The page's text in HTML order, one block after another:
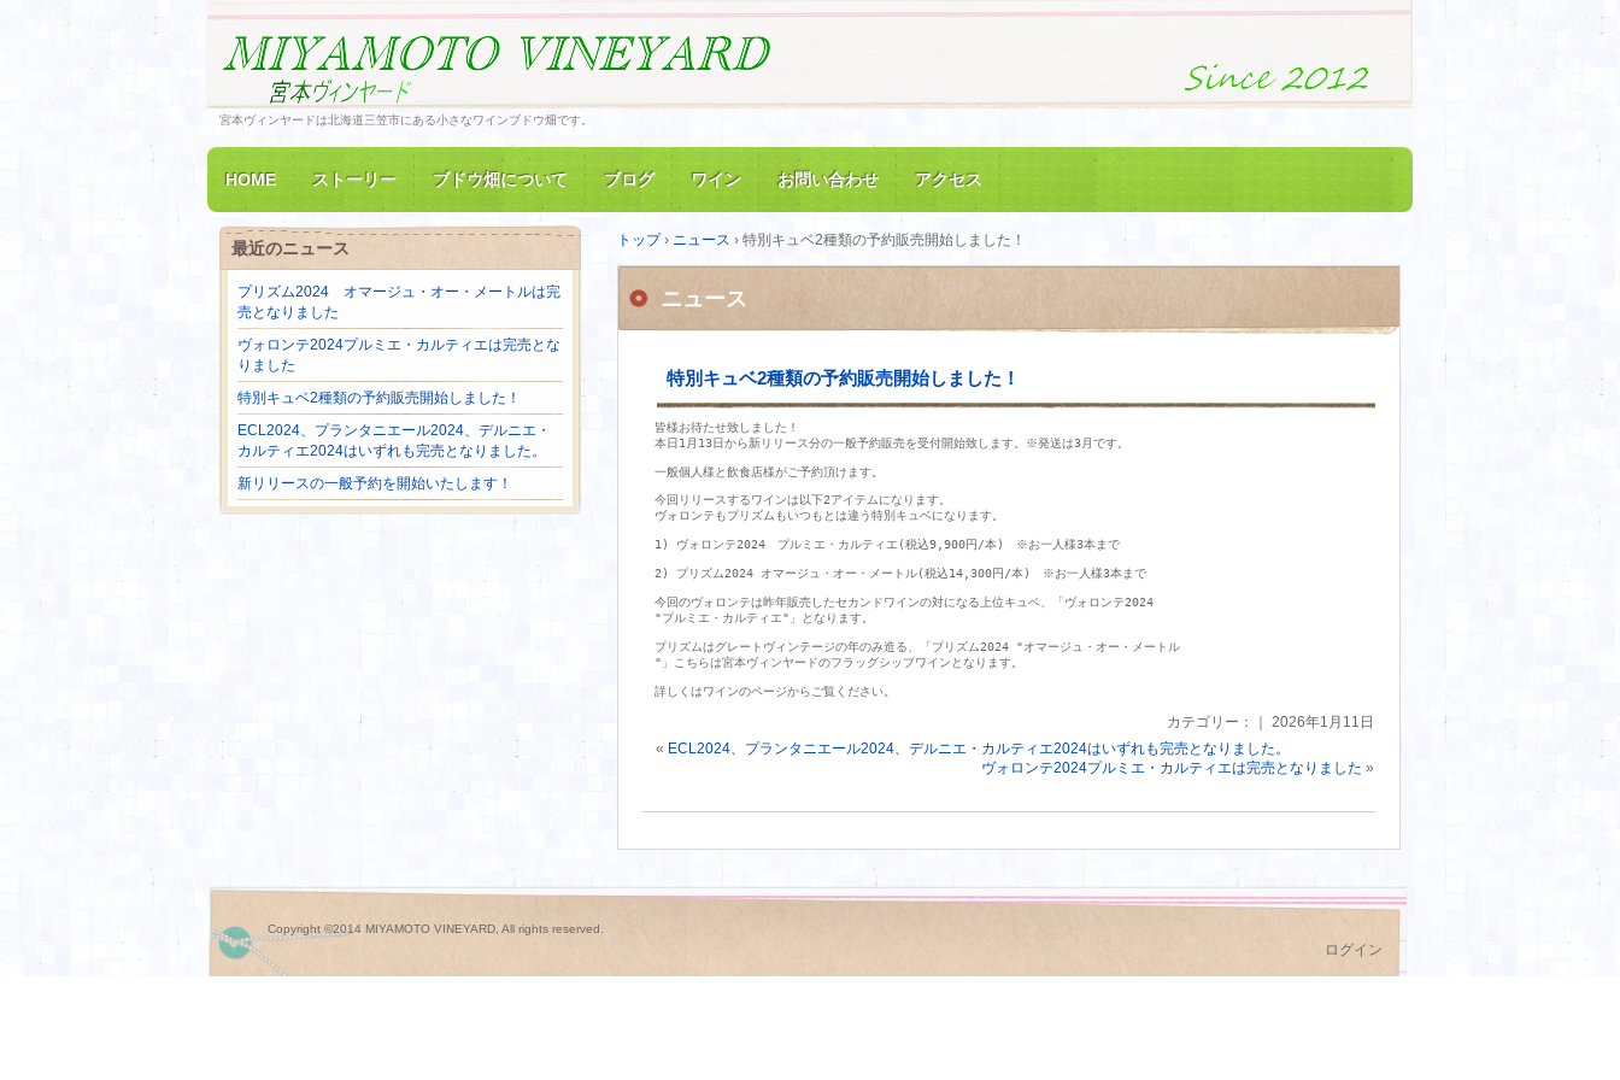
宮本ヴィンヤードは北海道三笠市にある小さなワインブドウ畑です。
HOME ストーリー ブドウ畑について ブログ ワイン お問い合わせ アクセス
トップ› ニュース › 特別キュベ2種類の予約販売開始しました！
ニュース
特別キュベ2種類の予約販売開始しました！
皆様お待たせ致しました！
本日1月13日から新リリース分の一般予約販売を受付開始致します。※発送は3月です。
一般個人様と飲食店様がご予約頂けます。
今回リリースするワインは以下2アイテムになります。
ヴォロンテもプリズムもいつもとは違う特別キュベになります。
1) ヴォロンテ2024　プルミエ・カルティエ(税込9,900円/本)　※お一人様3本まで
2) プリズム2024 オマージュ・オー・メートル(税込14,300円/本)　※お一人様3本まで
今回のヴォロンテは昨年販売したセカンドワインの対になる上位キュベ、「ヴォロンテ2024
"プルミエ・カルティエ"」となります。
プリズムはグレートヴィンテージの年のみ造る、「プリズム2024 "オマージュ・オー・メートル
"」こちらは宮本ヴィンヤードのフラッグシップワインとなります。
詳しくはワインのページからご覧ください。
カテゴリー：｜ 2026年1月11日
« ECL2024、プランタニエール2024、デルニエ・カルティエ2024はいずれも完売となりました。
ヴォロンテ2024プルミエ・カルティエは完売となりました »
最近のニュース
プリズム2024 オマージュ・オー・メートルは完
売となりました
ヴォロンテ2024プルミエ・カルティエは完売とな
りました
特別キュベ2種類の予約販売開始しました！
ECL2024、プランタニエール2024、デルニエ・
カルティエ2024はいずれも完売となりました。
新リリースの一般予約を開始いたします！
Copyright ©2014 MIYAMOTO VINEYARD, All rights reserved.
ログイン